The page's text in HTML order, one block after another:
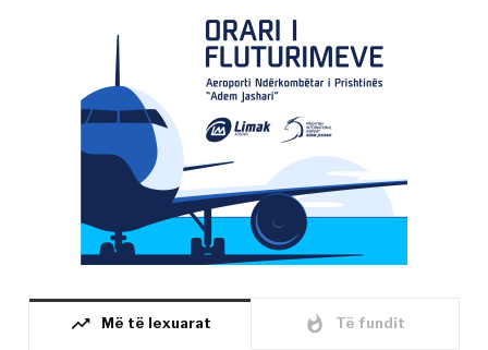
trending_up Më të lexuarat whatshot Të fundit